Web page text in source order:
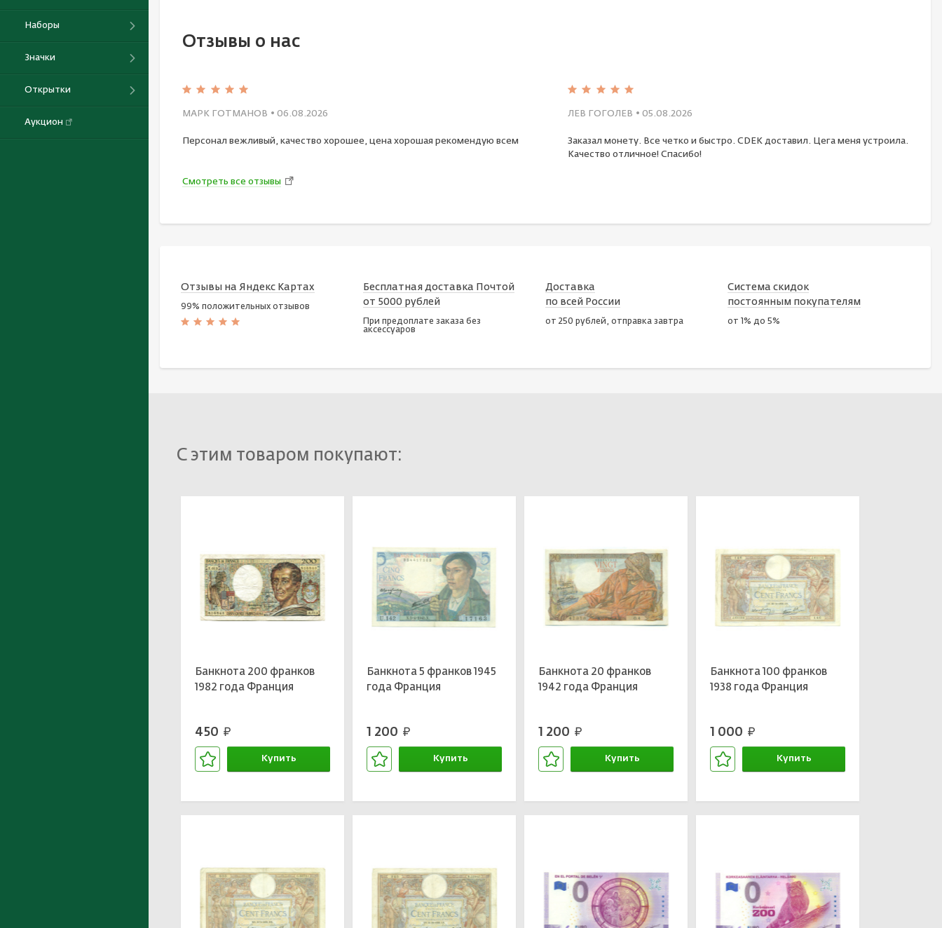
Наборы
Значки
Открытки
Аукцион
Отзывы о нас
МАРК ГОТМАНОВ • 06.08.2026
Персонал вежливый, качество хорошее, цена хорошая рекомендую всем
ЛЕВ ГОГОЛЕВ • 05.08.2026
Заказал монету. Все четко и быстро. CDEK доставил. Цега меня устроила.
Качество отличное! Спасибо!
Смотреть все отзывы
Отзывы на Яндекс Картах
99% положительных отзывов
Бесплатная доставка Почтой
от 5000 рублей
При предоплате заказа без
аксессуаров
Доставка
по всей России
от 250 рублей, отправка завтра
Система скидок
постоянным покупателям
от 1% до 5%
С этим товаром покупают:
Банкнота 200 франков
1982 года Франция
450 руб.
Купить
Банкнота 5 франков 1945
года Франция
1 200 руб.
Купить
Банкнота 20 франков
1942 года Франция
1 200 руб.
Купить
Банкнота 100 франков
1938 года Франция
1 000 руб.
Купить